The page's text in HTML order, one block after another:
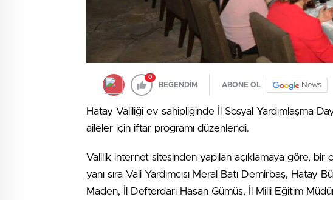
0
BEĞENDİM ABONE OL News
Hatay Valiliği ev sahipliğinde İl Sosyal Yardımlaşma
aileler için iftar programı düzenlendi.
Valilik internet sitesinden yapılan açıklamaya göre, bir
yanı sıra Vali Yardımcısı Meral Batı Demirbaş,
Maden, İl Defterdarı Hasan Gümüş, İl Milli Eğitim